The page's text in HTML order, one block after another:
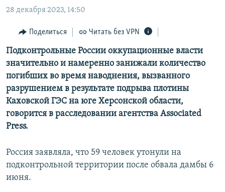
Вернутся
поиску
ИНТЕРАКТИВ
ИНФОГРАФИКА
ТЕЛЕПРОЕКТ КРЫМ.РЕАЛИИ
СОВЕТЫ ПРАВОЗАЩИТНИКОВ
ПРОПАВШИЕ БЕЗ ВЕСТИ
КРЫМ.НЕПОКОРЕННЫЙ
УКРАИНСКАЯ ПРОБЛЕМА КРЫМА
РАДІО СВОБОДА
КАК ОБОЙТИ БЛОКИРОВКУ
Українською
Qırımtatar
ПРИСОЕДИНЯЙТЕСЬ!
Все сайты RFE/RL
28 декабря 2023, 14:50
Поделиться Читать без VPN
Подконтрольные России оккупационные власти
значительно и намеренно занижали количество
погибших во время наводнения, вызванного
разрушением в результате подрыва плотины
Каховской ГЭС на юге Херсонской области,
говорится в расследовании агентства Associated
Press.
Россия заявляла, что 59 человек утонули на
подконтрольной территории после обвала дамбы 6
июня.